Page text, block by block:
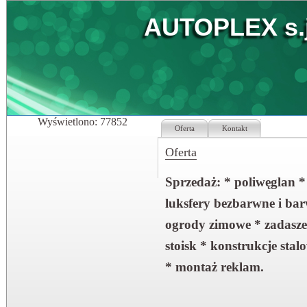
AUTOPLEX
Wyświetlono: 77852
Oferta Kontakt
Oferta
Sprzedaż: * poliwęglan
luksfery bezbarwne i
ogrody zimowe *
stoisk * konstrukcje
* montaż reklam.